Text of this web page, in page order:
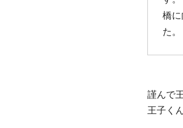
橋
た。
謹んで
王子く